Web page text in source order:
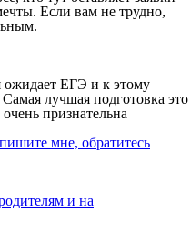
Если вам не трудно,
ожидает ЕГЭ и к этому
лучшая подготовка это
признательна
мне, обратитесь
и на